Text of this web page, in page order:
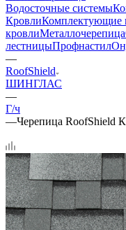
Водосточные системы
КровлиКомплектующие
кровлиМеталлочерепица
лестницыПрофнастил
—
RoofShield
ШИНГЛАС
—
Г/ч
—Черепица RoofShield